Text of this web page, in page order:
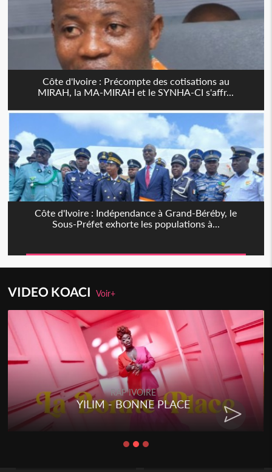
Côte d'Ivoire : Précompte des cotisations au
MIRAH, la MA-MIRAH et le SYNHA-CI s'affr...
Côte d'Ivoire : Indépendance à Grand-Béréby, le
Sous-Préfet exhorte les populations à...
VIDEO KOACIVoir+
RAP IVOIRE
YILIM - BONNE PLACE